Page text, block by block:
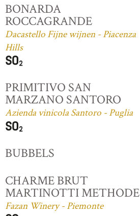
BONARDA
ROCCAGRANDE
Dacastello Fijne wijnen - Piacenza
Hills
PRIMITIVO SAN
MARZANO SANTORO
Azienda vinicola Santoro - Puglia
BUBBELS
CHARME BRUT
MARTINOTTI METHODE
Fazan Winery - Piemonte